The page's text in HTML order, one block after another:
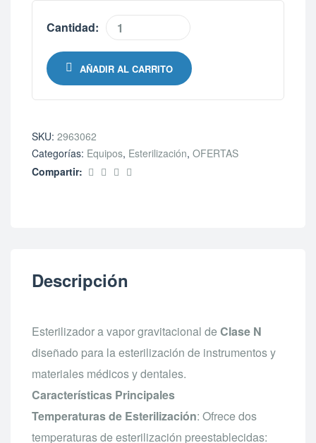
Cantidad:
AÑADIR AL CARRITO
SKU: 2963062
Categorías: Equipos, Esterilización, OFERTAS
Compartir:
Descripción
Esterilizador a vapor gravitacional de Clase N
diseñado para la esterilización de instrumentos y
materiales médicos y dentales.
Características Principales
Temperaturas de Esterilización: Ofrece dos
temperaturas de esterilización preestablecidas: